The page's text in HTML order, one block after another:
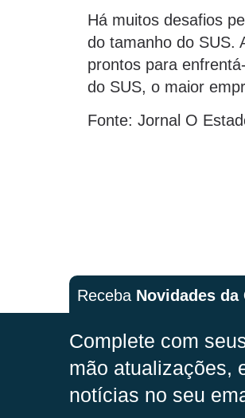
Há muitos desafios
do tamanho do SUS.
prontos para
do SUS, o maior
Fonte: Jornal O
Receba Novidades da
Complete com
mão atualizações,
notícias no seu